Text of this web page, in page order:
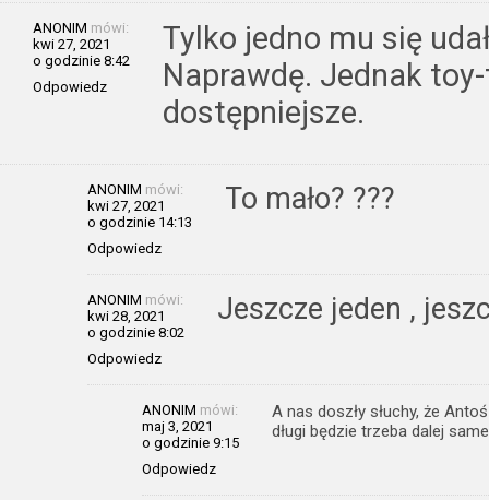
ANONIM mówi:
kwi 27, 2021
o godzinie 8:42
Odpowiedz
Tylko jedno mu się
Naprawdę. Jednak
dostępniejsze.
ANONIM mówi:
kwi 27, 2021
o godzinie 14:13
Odpowiedz
To mało? ???
ANONIM mówi:
kwi 28, 2021
o godzinie 8:02
Odpowiedz
Jeszcze jeden ,
ANONIM mówi:
maj 3, 2021
o godzinie 9:15
Odpowiedz
A nas doszły słuchy, że
długi będzie trzeba dalej